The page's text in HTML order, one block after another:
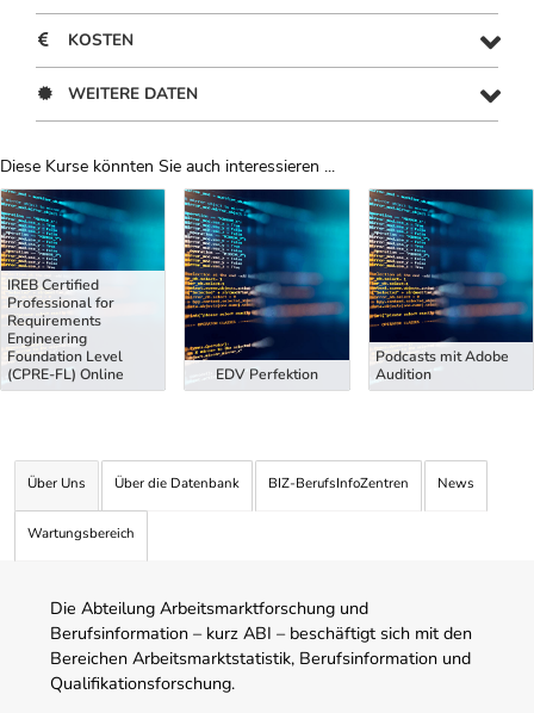
KOSTEN
WEITERE DATEN
Diese Kurse könnten Sie auch interessieren ...
Uber Weiterbildungsvorschläge
IREB Certified
Professional for
Requirements
Engineering
Foundation Level
(CPRE-FL) Online
EDV Perfektion
Podcasts mit Adobe
Audition
Über Uns Über die Datenbank BIZ-BerufsInfoZentren News
Wartungsbereich
Die Abteilung Arbeitsmarktforschung und
Berufsinformation – kurz ABI – beschäftigt sich mit den
Bereichen Arbeitsmarktstatistik, Berufsinformation und
Qualifikationsforschung.